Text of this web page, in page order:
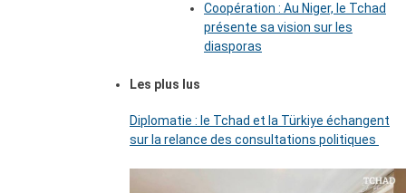
Coopération : Au Niger, le Tchad
présente sa vision sur les
diasporas
Les plus lus
Diplomatie : le Tchad et la Türkiye échangent
sur la relance des consultations politiques